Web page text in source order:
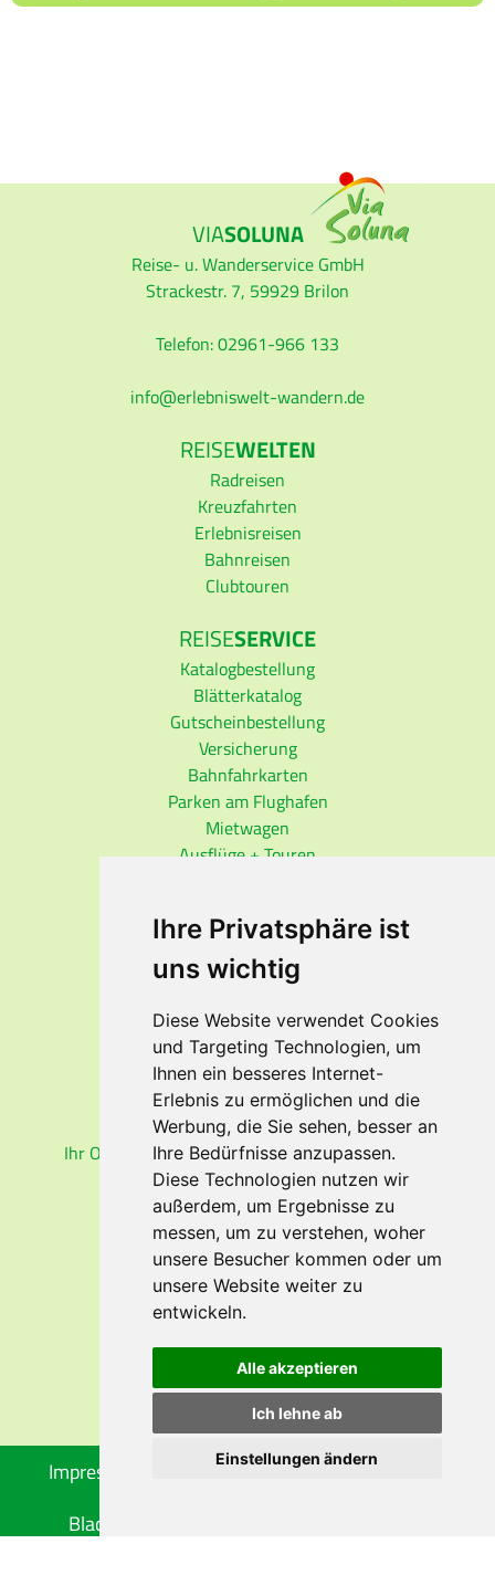
Ihre Privatsphäre ist
uns wichtig
Diese Website verwendet Cookies
und Targeting Technologien, um
Ihnen ein besseres Internet-
Erlebnis zu ermöglichen und die
Werbung, die Sie sehen, besser an
Ihre Bedürfnisse anzupassen.
Diese Technologien nutzen wir
außerdem, um Ergebnisse zu
messen, um zu verstehen, woher
unsere Besucher kommen oder um
unsere Website weiter zu
entwickeln.
Alle akzeptieren
Ich lehne ab
Einstellungen ändern
VIASOLUNA
Reise- u. Wanderservice GmbH
Strackestr. 7, 59929 Brilon
Telefon: 02961-966 133
info
erlebniswelt-wandern.de
REISEWELTEN
Radreisen
Kreuzfahrten
Erlebnisreisen
Bahnreisen
Clubtouren
REISESERVICE
Katalogbestellung
Blätterkatalog
Gutscheinbestellung
Versicherung
Bahnfahrkarten
Parken am Flughafen
Mietwagen
Ausflüge + Touren
Auswärtiges Amt
Visa-Dienst
Reisemedizin
ESTA-Einreise USA
ETA-Einreise Kanada
Fluggastrechte
RUCKSACKPROFI
Ihr Onlineshop für Rucksäcke und Wanderkarten
EMPFEHLEN SIE UNS
Impressum Datenschutz
Reisebedingungen
Blacklisted Airlines